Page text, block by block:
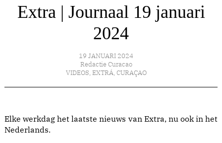
Extra | Journaal 19 januari
2024
19 JANUARI 2024
Redactie Curacao
VIDEOS, EXTRÁ, CURAÇAO
Elke werkdag het laatste nieuws van Extra, nu ook in het
Nederlands.